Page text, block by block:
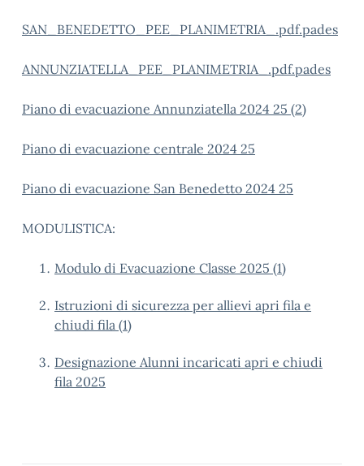
SAN_BENEDETTO_PEE_PLANIMETRIA_.pdf.pades
ANNUNZIATELLA_PEE_PLANIMETRIA_.pdf.pades
Piano di evacuazione Annunziatella 2024 25 (2)
Piano di evacuazione centrale 2024 25
Piano di evacuazione San Benedetto 2024 25
MODULISTICA:
Modulo di Evacuazione Classe 2025 (1)
Istruzioni di sicurezza per allievi apri fila e
chiudi fila (1)
Designazione Alunni incaricati apri e chiudi
fila 2025